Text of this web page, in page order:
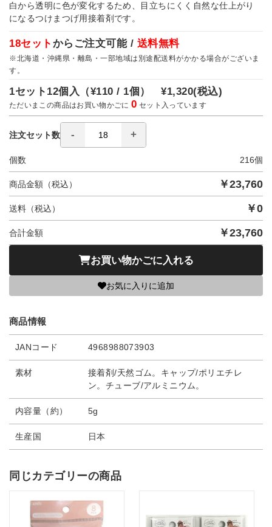
白から透明に色が変化するため、目立ちにくく自然な仕上がり
になるつけまつげ用接着剤です。
18セット からご注文可能 / 送料無料
※北海道・沖縄県・離島・一部地域は別途配送料がかかる場合がございま
す。
1セット12個入（¥110 / 1個）¥1,320(税込)
ただいまこの商品はお買い物かごに0 セット入っています
注文セット数
個数 216個
商品金額（税込） ￥23,760
送料（税込） ￥0
合計金額 ￥23,760
お買い物かごに入れる
お気に入りに追加
商品情報
JANコード 4968988073903
素材
接着剤/天然ゴム。キャップ/ポリエチレ
ン。チューブ/アルミニウム。
内容量（約） 5g
生産国 日本
同じカテゴリーの商品